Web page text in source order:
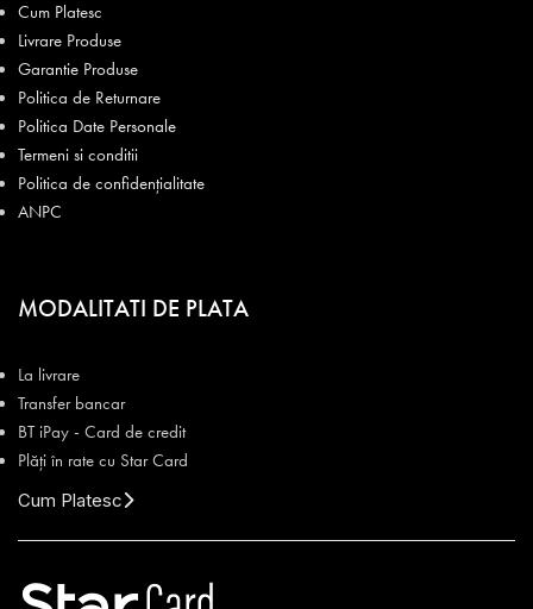
Cum Platesc
Livrare Produse
Garantie Produse
Politica de Returnare
Politica Date Personale
Termeni si conditii
Politica de confidențialitate
ANPC
MODALITATI DE PLATA
La livrare
Transfer bancar
BT iPay - Card de credit
Plăți în rate cu Star Card
Cum Platesc